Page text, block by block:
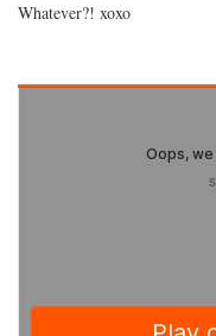
Whatever?! xoxo